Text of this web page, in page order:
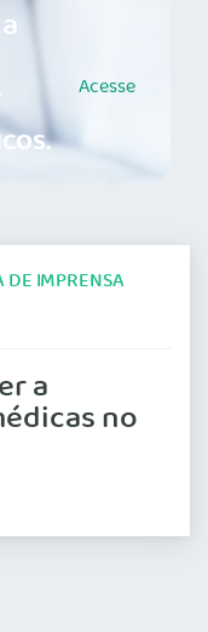
Acesse
DE IMPRENSA
a
no